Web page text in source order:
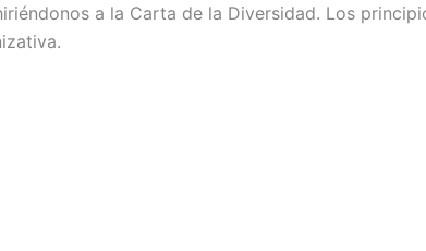
a la Carta de la Diversidad. Los